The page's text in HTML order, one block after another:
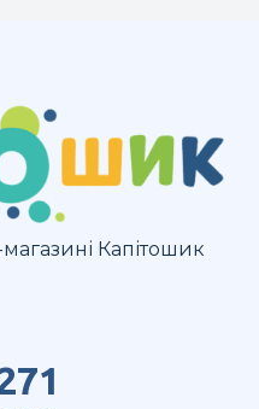
Капітошик